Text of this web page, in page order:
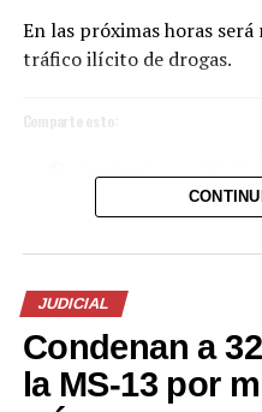
Comparte esto:
Me gusta esto:
proceso penal.
En las próximas horas
tráfico ilícito de drogas.
Comparte esto:
JUDICIAL
Condenan a
la MS-13 por